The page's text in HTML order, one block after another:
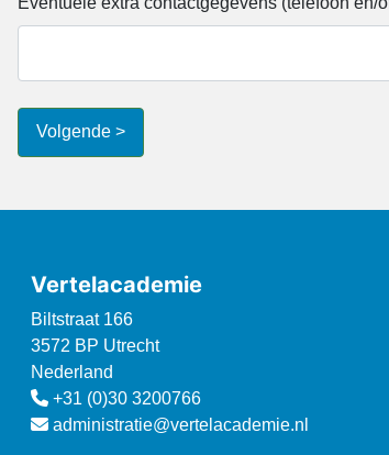
Volgende >
Vertelacademie
Biltstraat 166
3572 BP Utrecht
Nederland
+31 (0)30 3200766
administratie@vertelacademie.nl